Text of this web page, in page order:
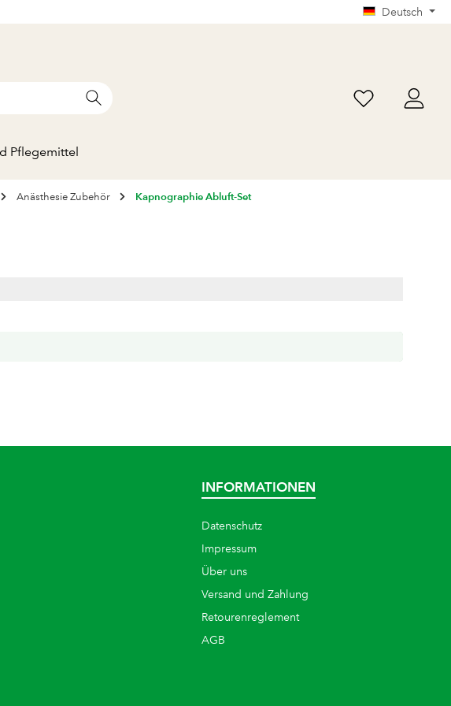
Deutsch
Pflegemittel
Anästhesie Zubehör Kapnographie Abluft-Set
INFORMATIONEN
Datenschutz
Impressum
Über uns
Versand und Zahlung
Retourenreglement
AGB